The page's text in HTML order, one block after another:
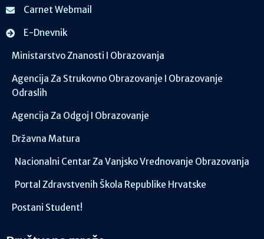
Carnet Webmail
E-Dnevnik
Ministarstvo Znanosti I Obrazovanja
Agencija Za Strukovno Obrazovanje I Obrazovanje
Odraslih
Agencija Za Odgoj I Obrazovanje
Državna Matura
Nacionalni Centar Za Vanjsko Vrednovanje Obrazovanja
Portal Zdravstvenih Škola Republike Hrvatske
Postani Student!